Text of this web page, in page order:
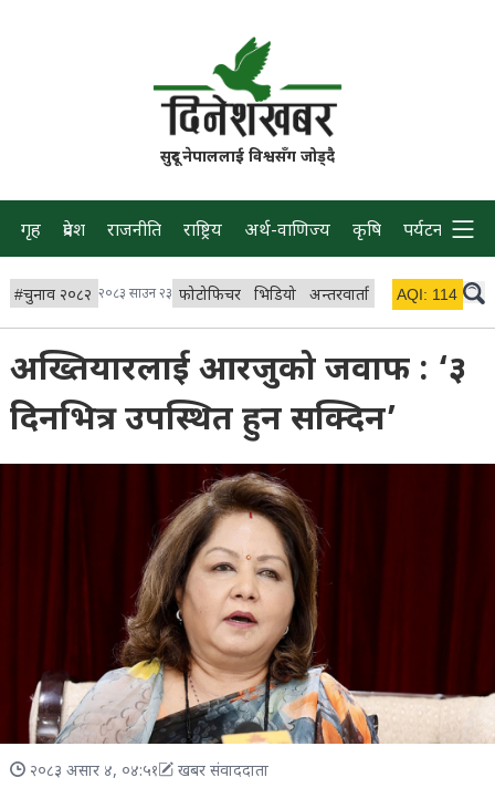
सुदूर नेपाललाई विश्वसँग जोड्दै
गृह प्रदेश राजनीति राष्ट्रिय अर्थ-वाणिज्य कृषि पर्यटन प्रवास
#चुनाव २०८२ २०८३ साउन २३ फोटोफिचर भिडियो अन्तरवार्ता विचार/ब्लग
AQI: 114
अख्तियारलाई आरजुको जवाफ : ‘३
दिनभित्र उपस्थित हुन सक्दिन’
२०८३ असार ४, ०४:५१ खबर संवाददाता